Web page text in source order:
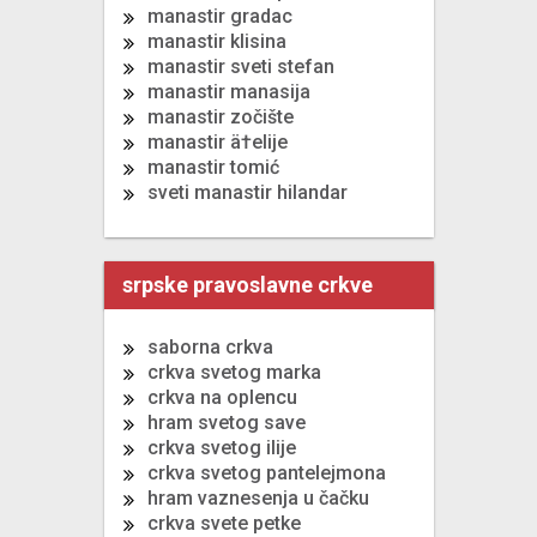
manastir gradac
manastir klisina
manastir sveti stefan
manastir manasija
manastir zočište
manastir ä†elije
manastir tomić
sveti manastir hilandar
srpske pravoslavne crkve
saborna crkva
crkva svetog marka
crkva na oplencu
hram svetog save
crkva svetog ilije
crkva svetog pantelejmona
hram vaznesenja u čačku
crkva svete petke